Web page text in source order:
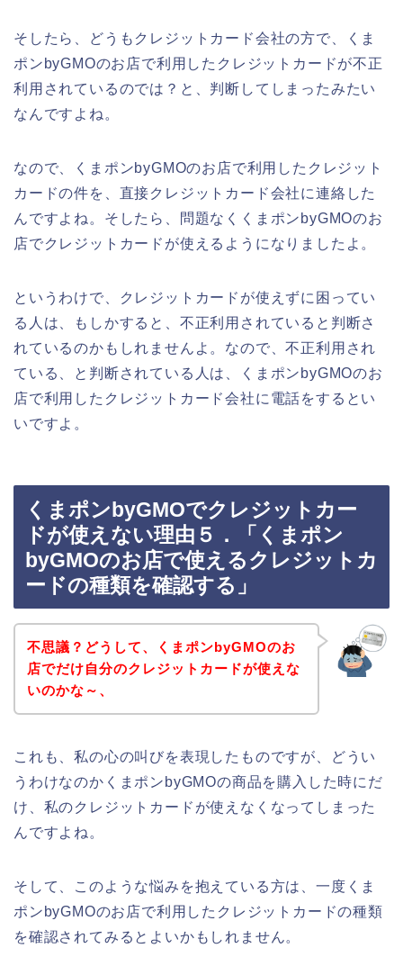
そしたら、どうもクレジットカード会社の方で、くま
ポンbyGMOのお店で利用したクレジットカードが不正
利用されているのでは？と、判断してしまったみたい
なんですよね。
なので、くまポンbyGMOのお店で利用したクレジット
カードの件を、直接クレジットカード会社に連絡した
んですよね。そしたら、問題なくくまポンbyGMOのお
店でクレジットカードが使えるようになりましたよ。
というわけで、クレジットカードが使えずに困ってい
る人は、もしかすると、不正利用されていると判断さ
れているのかもしれませんよ。なので、不正利用され
ている、と判断されている人は、くまポンbyGMOのお
店で利用したクレジットカード会社に電話をするとい
いですよ。
くまポンbyGMOでクレジットカー
ドが使えない理由５．「くまポン
byGMOのお店で使えるクレジットカ
ードの種類を確認する」
不思議？どうして、くまポンbyGMOのお
店でだけ自分のクレジットカードが使えな
いのかな～、
これも、私の心の叫びを表現したものですが、どうい
うわけなのかくまポンbyGMOの商品を購入した時にだ
け、私のクレジットカードが使えなくなってしまった
んですよね。
そして、このような悩みを抱えている方は、一度くま
ポンbyGMOのお店で利用したクレジットカードの種類
を確認されてみるとよいかもしれません。